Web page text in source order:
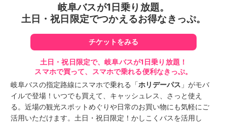
岐阜バスが1日乗り放題。
土日・祝日限定でつかえるお得なきっぷ。
チケットをみる
土日・祝日限定で、岐阜バスが1日乗り放題！
スマホで買って、スマホで乗れる便利なきっぷ。
岐阜バスの指定路線にスマホで乗れる「ホリデーパス 」がモバ
イルで登場！いつでも買えて、キャッシュレス、さっと使え
る。近場の観光スポットめぐりや日常のお買い物にも気軽にご
活用いただけます。土日・祝日限定！かしこくバスを活用し